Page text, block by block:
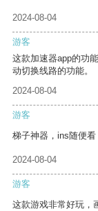
2024-08-04
游客
这款加速器app的功
动切换线路的功能。
2024-08-04
游客
梯子神器，ins随便看
2024-08-04
游客
这款游戏非常好玩，